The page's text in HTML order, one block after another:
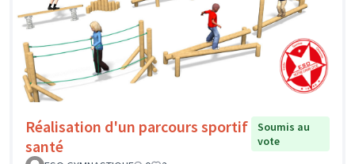
Réalisation d'un parcours sportif
santé
Soumis au
vote